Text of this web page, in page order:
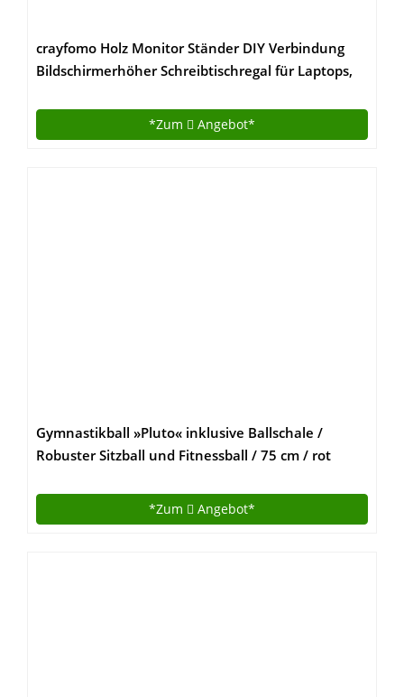
crayfomo Holz Monitor Ständer DIY Verbindung
Bildschirmerhöher Schreibtischregal für Laptops,
Geräte,Schreibtisch Organizer mit Zusätzlicher
Stauraum
*Zum Angebot*
Gymnastikball »Pluto« inklusive Ballschale /
Robuster Sitzball und Fitnessball / 75 cm / rot
*Zum Angebot*